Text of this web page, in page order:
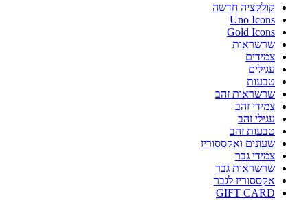
קולקציה חדשה
Uno Icons
Gold Icons
שרשראות
צמידים
עגילים
טבעות
שרשראות זהב
צמידי זהב
עגילי זהב
טבעות זהב
שעונים ואקססוריז
צמידי גבר
שרשראות גבר
אקססוריז לגבר
GIFT CARD